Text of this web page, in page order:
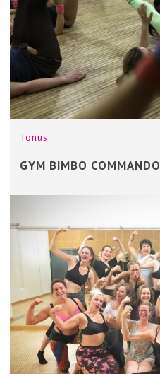
Tonus
GYM BIMBO COMMANDO